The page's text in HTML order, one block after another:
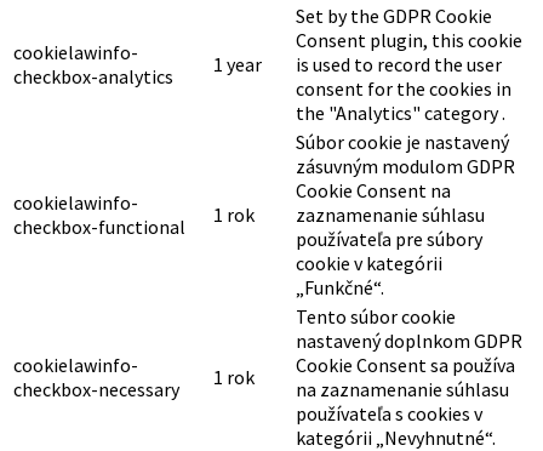
cookielawinfo-
checkbox-analytics
1 year
Set by the GDPR Cookie
Consent plugin, this cookie
is used to record the user
consent for the cookies in
the "Analytics" category .
cookielawinfo-
checkbox-functional
1 rok
Súbor cookie je nastavený
zásuvným modulom GDPR
Cookie Consent na
zaznamenanie súhlasu
používateľa pre súbory
cookie v kategórii
„Funkčné“.
cookielawinfo-
checkbox-necessary
1 rok
Tento súbor cookie
nastavený doplnkom GDPR
Cookie Consent sa používa
na zaznamenanie súhlasu
používateľa s cookies v
kategórii „Nevyhnutné“.